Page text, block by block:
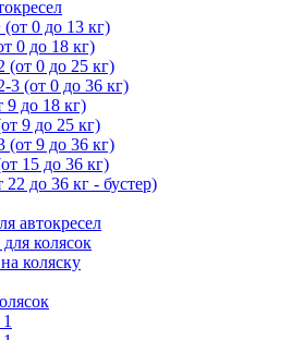
0 до 13 кг)
0 до 18 кг)
(от 0 до 25 кг)
3 (от 0 до 36 кг)
9 до 18 кг)
9 до 25 кг)
(от 9 до 36 кг)
15 до 36 кг)
22 до 36 кг - бустер)
автокресел
колясок
коляску